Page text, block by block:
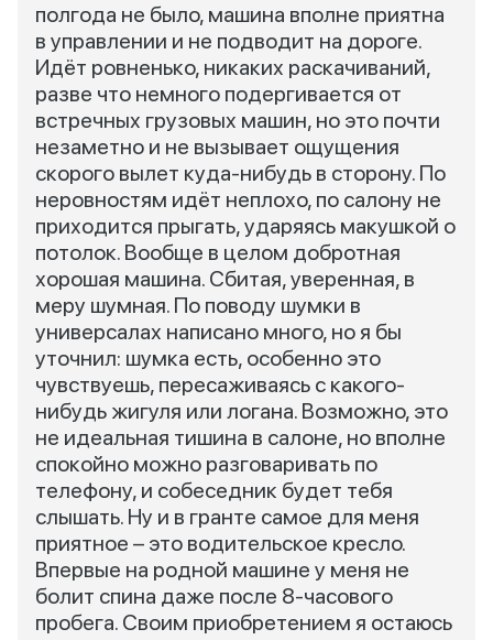
полгода не было, машина вполне приятна
в управлении и не подводит на дороге.
Идёт ровненько, никаких раскачиваний,
разве что немного подергивается от
встречных грузовых машин, но это почти
незаметно и не вызывает ощущения
скорого вылет куда-нибудь в сторону. По
неровностям идёт неплохо, по салону не
приходится прыгать, ударяясь макушкой о
потолок. Вообще в целом добротная
хорошая машина. Сбитая, уверенная, в
меру шумная. По поводу шумки в
универсалах написано много, но я бы
уточнил: шумка есть, особенно это
чувствуешь, пересаживаясь с какого-
нибудь жигуля или логана. Возможно, это
не идеальная тишина в салоне, но вполне
спокойно можно разговаривать по
телефону, и собеседник будет тебя
слышать. Ну и в гранте самое для меня
приятное – это водительское кресло.
Впервые на родной машине у меня не
болит спина даже после 8-часового
пробега. Своим приобретением я остаюсь